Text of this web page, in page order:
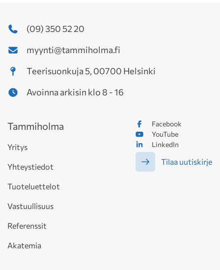
(09) 350 52 20
myynti@tammiholma.fi
Teerisuonkuja 5, 00700 Helsinki
Avoinna arkisin klo 8 - 16
Facebook
YouTube
LinkedIn
Tilaa uutiskirje
Tammiholma
Yritys
Yhteystiedot
Tuoteluettelot
Vastuullisuus
Referenssit
Akatemia